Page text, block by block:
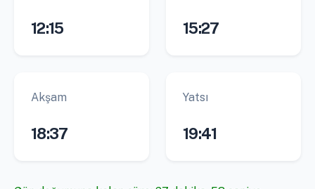
12:15 15:27
Akşam
18:37
Yatsı
19:41